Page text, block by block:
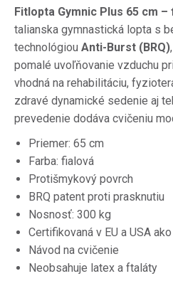
Fitlopta Gymnic Plus 65 cm –
talianska gymnastická lopta s
technológiou Anti-Burst (BRQ)
pomalé uvoľňovanie vzduchu
vhodná na rehabilitáciu,
zdravé dynamické sedenie aj
prevedenie dodáva cvičeniu
Priemer: 65 cm
Farba: fialová
Protišmykový povrch
BRQ patent proti prasknutiu
Nosnosť: 300 kg
Certifikovaná v EU a USA
Návod na cvičenie
Neobsahuje latex a ftaláty